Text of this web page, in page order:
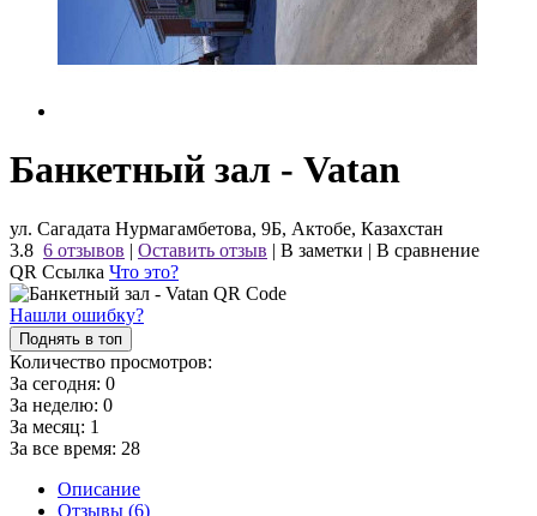
Банкетный зал - Vatan
ул. Сагадата Нурмагамбетова, 9Б, Актобе, Казахстан
3.8 6 отзывов | Оставить отзыв | В заметки | В сравнение
QR Ссылка Что это?
Нашли ошибку?
Поднять в топ
Количество просмотров:
За сегодня: 0
За неделю: 0
За месяц: 1
За все время: 28
Описание
Отзывы (6)